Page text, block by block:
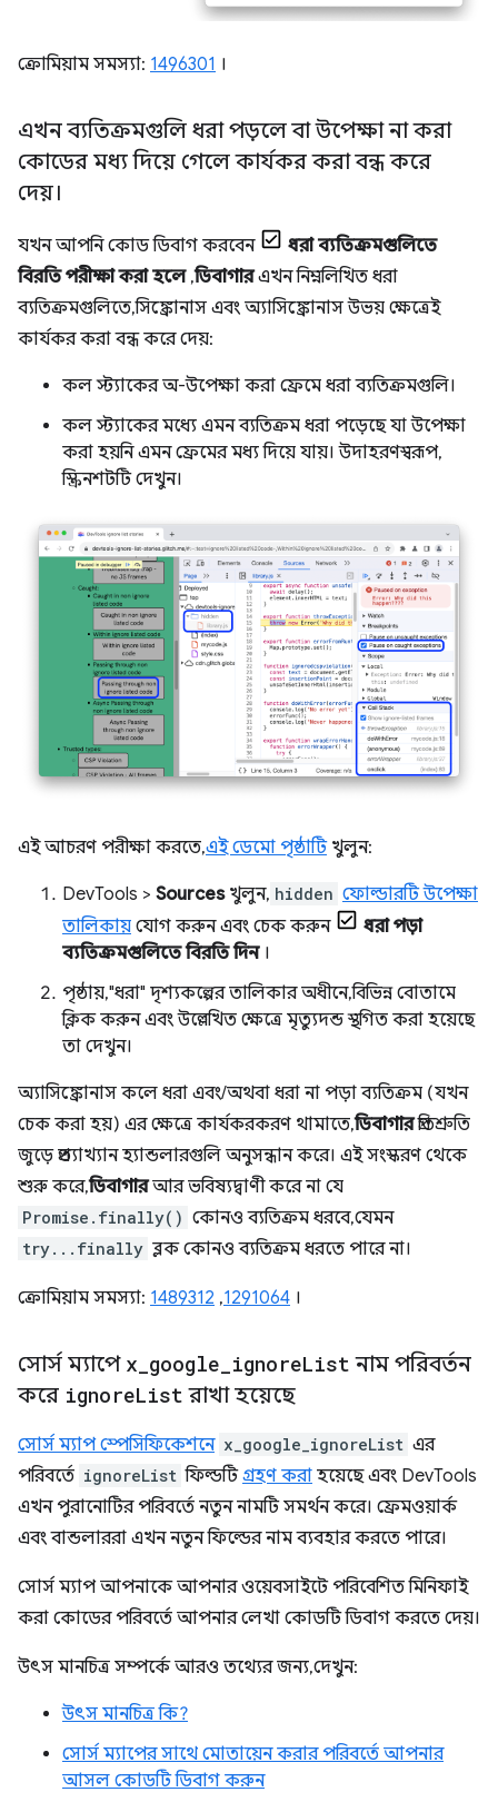
ক্রোমিয়াম সমস্যা: 1496301 ।
এখন ব্যতিক্রমগুলি ধরা পড়লে বা উপেক্ষা না করা
কোডের মধ্য দিয়ে গেলে কার্যকর করা বন্ধ করে
দেয়।
যখন আপনি কোড ডিবাগ করবেন
ধরা ব্যতিক্রমগুলিতে
বিরতি পরীক্ষা করা হলে,ডিবাগারএখন নিম্নলিখিত ধরা
ব্যতিক্রমগুলিতে, সিঙ্ক্রোনাস এবং অ্যাসিঙ্ক্রোনাস উভয় ক্ষেত্রেই
কার্যকর করা বন্ধ করে দেয়:
কল স্ট্যাকের অ-উপেক্ষা করা ফ্রেমে ধরা ব্যতিক্রমগুলি।
কল স্ট্যাকের মধ্যে এমন ব্যতিক্রম ধরা পড়েছে যা উপেক্ষা
করা হয়নি এমন ফ্রেমের মধ্য দিয়ে যায়। উদাহরণস্বরূপ,
স্ক্রিনশটটি দেখুন।
এই আচরণ পরীক্ষা করতে,এই ডেমো পৃষ্ঠাটিখুলুন:
DevTools > Sourcesখুলুন, hidden ফোল্ডারটি উপেক্ষা
তালিকায় যোগ করুন এবং চেক করুন
ধরা পড়া
ব্যতিক্রমগুলিতে বিরতি দিন।
পৃষ্ঠায়, "ধরা" দৃশ্যকল্পের তালিকার অধীনে, বিভিন্ন বোতামে
ক্লিক করুন এবং উল্লেখিত ক্ষেত্রে মৃত্যুদন্ড স্থগিত করা হয়েছে
তা দেখুন।
অ্যাসিঙ্ক্রোনাস কলে ধরা এবং/অথবা ধরা না পড়া ব্যতিক্রম (যখন
চেক করা হয়) এর ক্ষেত্রে কার্যকরকরণ থামাতে,ডিবাগারপ্রতিশ্রুতি
জুড়ে প্রত্যাখ্যান হ্যান্ডলারগুলি অনুসন্ধান করে। এই সংস্করণ থেকে
শুরু করে,ডিবাগারআর ভবিষ্যদ্বাণী করে না যে
Promise.finally() কোনও ব্যতিক্রম ধরবে, যেমন
try...finally ব্লক কোনও ব্যতিক্রম ধরতে পারে না।
ক্রোমিয়াম সমস্যা: 1489312 ,1291064 ।
সোর্স ম্যাপে x google ignoreList নাম পরিবর্তন
করে ignoreList রাখা হয়েছে
সোর্স ম্যাপ স্পেসিফিকেশনে x_google_ignoreList এর
পরিবর্তে ignoreList ফিল্ডটিগ্রহণ করা হয়েছে এবং DevTools
এখন পুরানোটির পরিবর্তে নতুন নামটি সমর্থন করে। ফ্রেমওয়ার্ক
এবং বান্ডলাররা এখন নতুন ফিল্ডের নাম ব্যবহার করতে পারে।
সোর্স ম্যাপ আপনাকে আপনার ওয়েবসাইটে পরিবেশিত মিনিফাই
করা কোডের পরিবর্তে আপনার লেখা কোডটি ডিবাগ করতে দেয়।
উৎস মানচিত্র সম্পর্কে আরও তথ্যের জন্য, দেখুন:
উৎস মানচিত্র কি?
সোর্স ম্যাপের সাথে মোতায়েন করার পরিবর্তে আপনার
আসল কোডটি ডিবাগ করুন